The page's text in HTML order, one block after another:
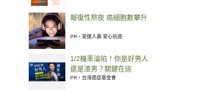
報復性熬夜 癌細胞數攀升
PR・安達人壽 安心抗癌
1/2機率淪陷！你是好男人
還是渣男？關鍵在這
PR・台灣癌症基金會